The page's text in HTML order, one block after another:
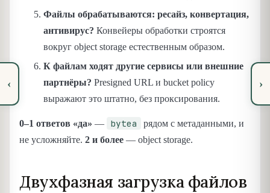
‹
Файлы обрабатываются: ресайз, конвертация,
антивирус? Конвейеры обработки строятся
вокруг object storage естественным образом.
К файлам ходят другие сервисы или внешние
партнёры? Presigned URL и bucket policy
выражают это штатно, без проксирования.
0–1 ответов «да» — bytea
рядом с метаданными, и
не усложняйте. 2 и более — object storage.
Двухфазная загрузка файлов
›